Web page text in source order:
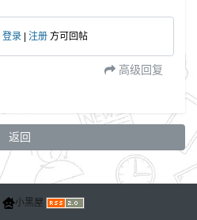
登录| 注册方可回帖
高级回复
返回
小黑屋